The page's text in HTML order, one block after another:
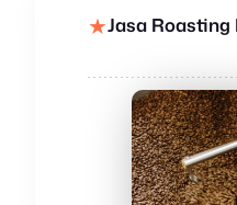
★Jasa Roasting